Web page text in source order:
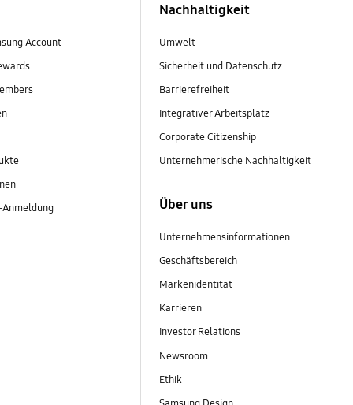
Account
Nachhaltigkeit
Umwelt
Sicherheit und Datenschutz
Barrierefreiheit
Integrativer Arbeitsplatz
Corporate Citizenship
Unternehmerische Nachhaltigkeit
Über uns
Unternehmensinformationen
Geschäftsbereich
Markenidentität
Karrieren
Investor Relations
Newsroom
Ethik